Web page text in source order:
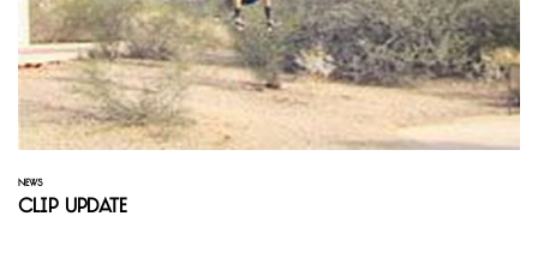
NEWS
Clip Update